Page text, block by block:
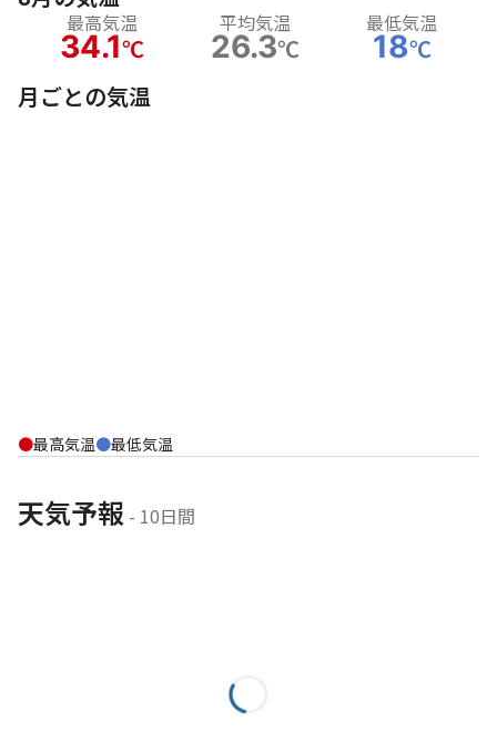
最高気温
34.1℃
平均気温
26.3℃
最低気温
18℃
月ごとの気温
最高気温 最低気温
天気予報 - 10日間